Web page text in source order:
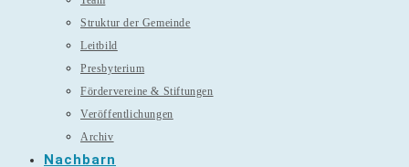
Struktur der Gemeinde
Leitbild
Presbyterium
Fördervereine & Stiftungen
Veröffentlichungen
Archiv
Nachbarn